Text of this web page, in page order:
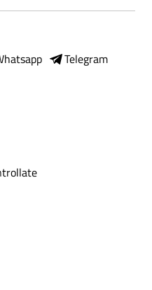
Telegram